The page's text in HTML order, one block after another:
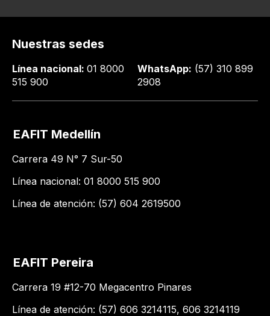
Nuestras sedes
Línea nacional: 01 8000
515 900
WhatsApp: (57) 310 899
2908
EAFIT Medellín
Carrera 49 N° 7 Sur-50
Línea nacional: 01 8000 515 900
Línea de atención: (57) 604 2619500
EAFIT Pereira
Carrera 19 #12-70 Megacentro Pinares
Línea de atención: (57) 606 3214115, 606 3214119